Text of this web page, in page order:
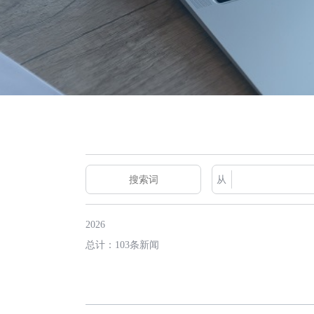
从
2026
总计：103条新闻